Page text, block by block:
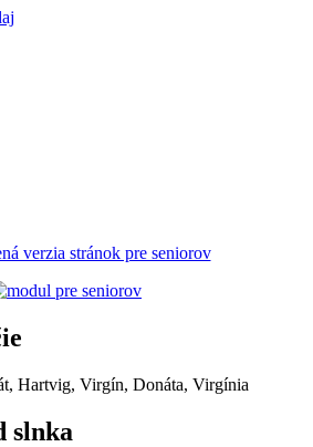
verzia stránok pre seniorov
Hartvig, Virgín, Donáta, Virgínia
slnka